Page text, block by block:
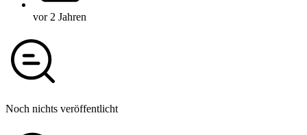
vor 2 Jahren
Noch nichts veröffentlicht